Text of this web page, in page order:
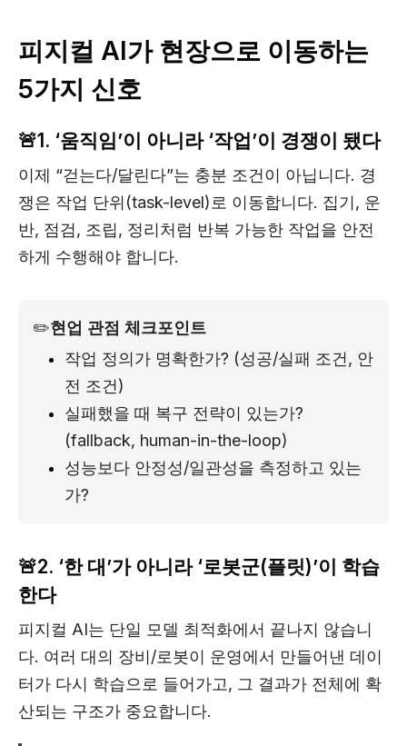
피지컬 AI가 현장으로 이동하는
5가지 신호
🚨1. ‘움직임’이 아니라 ‘작업’이 경쟁이 됐다
이제 “걷는다/달린다”는 충분 조건이 아닙니다. 경
쟁은 작업 단위(task-level)로 이동합니다. 집기, 운
반, 점검, 조립, 정리처럼 반복 가능한 작업을 안전
하게 수행해야 합니다.
✏️현업 관점 체크포인트
작업 정의가 명확한가? (성공/실패 조건, 안
전 조건)
실패했을 때 복구 전략이 있는가?
(fallback, human-in-the-loop)
성능보다 안정성/일관성을 측정하고 있는
가?
🚨2. ‘한 대’가 아니라 ‘로봇군(플릿)’이 학습
한다
피지컬 AI는 단일 모델 최적화에서 끝나지 않습니
다. 여러 대의 장비/로봇이 운영에서 만들어낸 데이
터가 다시 학습으로 들어가고, 그 결과가 전체에 확
산되는 구조가 중요합니다.